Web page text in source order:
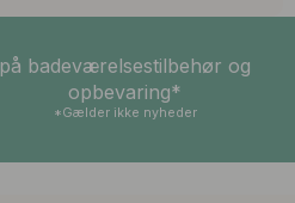
på badeværelsestilbehør og
opbevaring*
*Gælder ikke nyheder